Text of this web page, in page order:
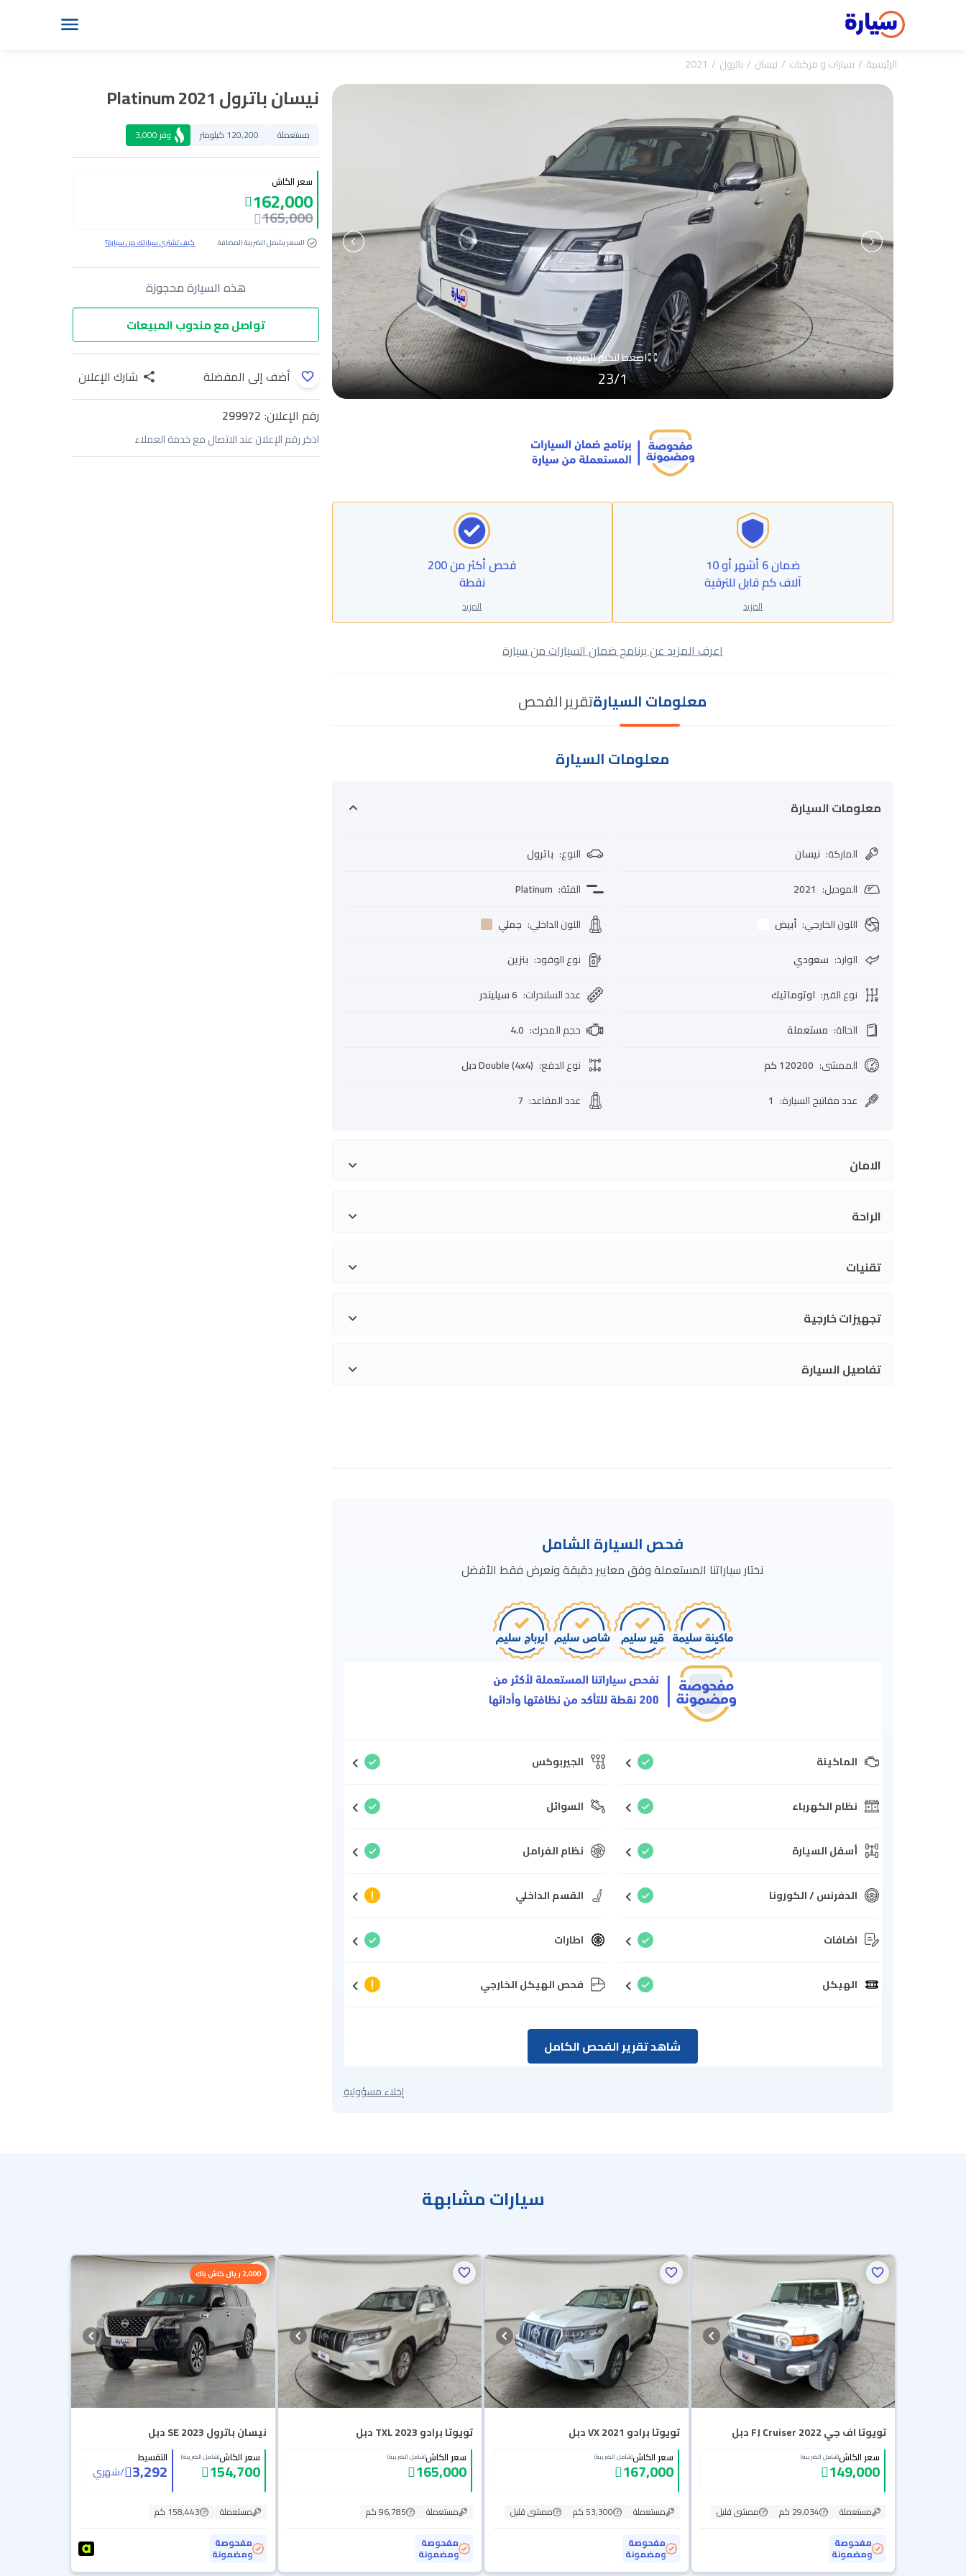
الرئيسية سيارات و مركبات نيسان باترول 2021
اضغط لتكبير الصورة
1
/
23
ضمان 6 أشهر أو 10
آلاف كم قابل للترقية
المزيد
فحص أكثر من 200
نقطة
المزيد
اعرف المزيد عن برنامج ضمان السيارات من سيارة
معلومات السيارةتقرير الفحص
معلومات السيارة
معلومات السيارة
الماركة: نيسان النوع: باترول
الموديل:
2021 الفئة:
Platinum
اللون الخارجي: أبيض اللون الداخلي: جملي
الوارد: سعودي نوع الوقود: بنزين
نوع القير: اوتوماتيك عدد السلندرات: 6 سيليندر
الحالة: مستعملة حجم المحرك:
4.0
الممشى: 120200 كم نوع الدفع: Double (4x4) دبل
عدد مفاتيح السيارة:
1 عدد المقاعد:
7
الامان
الراحة
تقنيات
تجهيزات خارجية
تفاصيل السيارة
فحص السيارة الشامل
نختار سياراتنا المستعملة وفق معايير دقيقة ونعرض فقط الأفضل
الماكينة الجيربوكس
نظام الكهرباء السوائل
أسفل السيارة نظام الفرامل
الدفرنس / الكورونا القسم الداخلي
اضافات اطارات
الهيكل فحص الهيكل الخارجي
شاهد تقرير الفحص الكامل
إخلاء مسؤولية
نيسان باترول Platinum 2021
مستعملة 120,200 كيلومتر وفر3,000
سعر الكاش
162,000
165,000
السعر يشمل الضريبة المضافة كيف تشتري سيارتك من سيارة؟
هذه السيارة محجوزة
تواصل مع مندوب المبيعات
أضف إلى المفضلة
شارك الإعلان
رقم الإعلان: 299972
اذكر رقم الإعلان عند الاتصال مع خدمة العملاء
سيارات مشابهة
تويوتا اف جي FJ Cruiser 2022 دبل
سعر الكاش(شامل الضريبة)
149,000
مستعملة 29,034 كم
ممشى قليل
مفحوصة
ومضمونة
تويوتا برادو VX 2021 دبل
سعر الكاش(شامل الضريبة)
167,000
مستعملة 53,300 كم
ممشى قليل
مفحوصة
ومضمونة
تويوتا برادو TXL 2023 دبل
سعر الكاش(شامل الضريبة)
165,000
مستعملة
96,785 كم
مفحوصة
ومضمونة
2,000 ريال كاش باك
نيسان باترول SE 2023 دبل
سعر الكاش(شامل الضريبة)
154,700
التقسيط
3,292
/شهري
مستعملة
158,443 كم
مفحوصة
ومضمونة